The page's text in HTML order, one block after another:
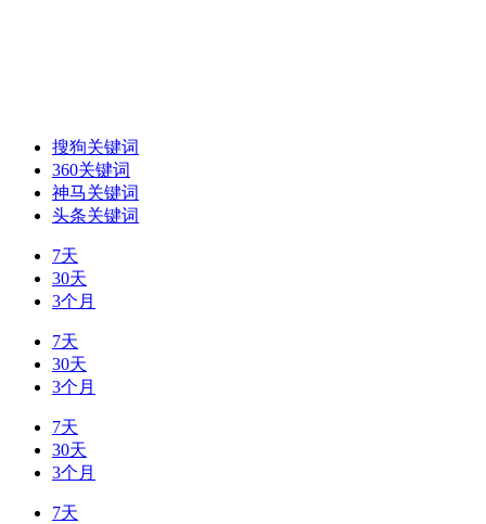
搜狗关键词
360关键词
神马关键词
头条关键词
7天
30天
3个月
7天
30天
3个月
7天
30天
3个月
7天